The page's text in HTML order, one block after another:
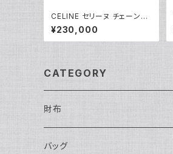
CELINE セリーヌ チェーンウ
ォレット マーゴ トリオンフキャ
ンバス ショルダーバッグ 10L4
62DQB.04LU Y05229
¥230,000
CATEGORY
財布
長財布
バッグ